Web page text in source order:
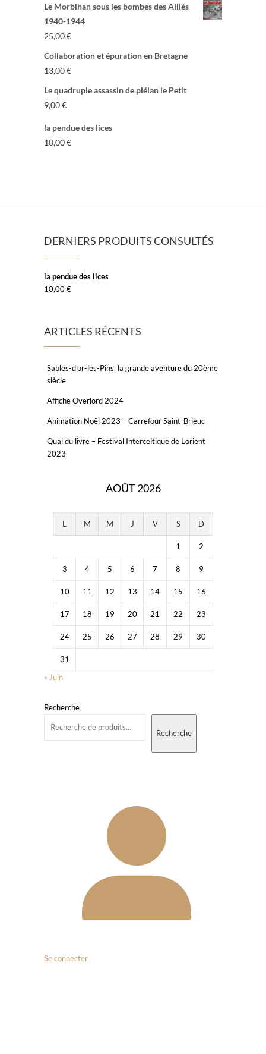
Le Morbihan sous les bombes des Alliés
1940-1944
25,00€
Collaboration et épuration en Bretagne
13,00€
Le quadruple assassin de plélan le Petit
9,00€
la pendue des lices
10,00€
DERNIERS PRODUITS CONSULTÉS
la pendue des lices
10,00€
ARTICLES RÉCENTS
Sables-d’or-les-Pins, la grande aventure du 20ème
siècle
Affiche Overlord 2024
Animation Noël 2023 – Carrefour Saint-Brieuc
Quai du livre – Festival Interceltique de Lorient
2023
AOÛT 2026
L M M J V S D
1 2
3 4 5 6 7 8 9
10 11 12 13 14 15 16
17 18 19 20 21 22 23
24 25 26 27 28 29 30
31
« Juin
Recherche
Recherche
Se connecter